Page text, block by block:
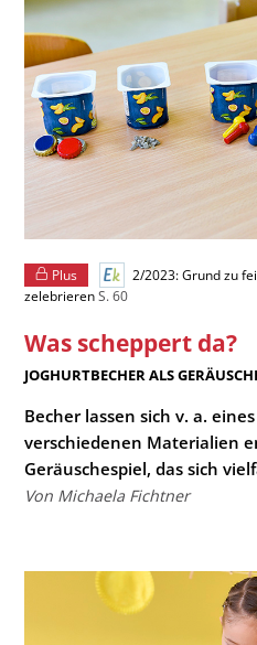
Plus
2/2023: Grund zu
zelebrierenS. 60
Was scheppert da?
:
JOGHURTBECHER ALS
Becher lassen sich v. a.
verschiedenen Materialien
Geräuschespiel, das sich
Von Michaela Fichtner